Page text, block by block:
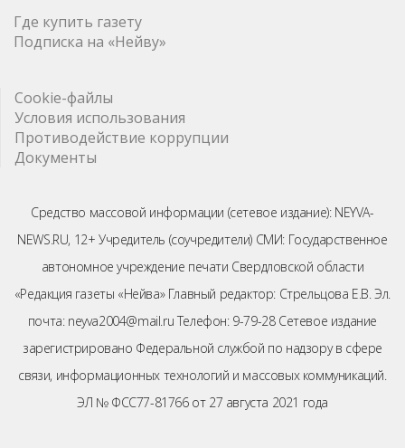
Где купить газету
Подписка на «Нейву»
Cookie-файлы
Условия использования
Противодействие коррупции
Документы
Средство массовой информации (сетевое издание): NEYVA-
NEWS.RU, 12+ Учредитель (соучредители) СМИ: Государственное
автономное учреждение печати Свердловской области
«Редакция газеты «Нейва» Главный редактор: Стрельцова Е.В. Эл.
почта: neyva2004@mail.ru Телефон: 9-79-28 Сетевое издание
зарегистрировано Федеральной службой по надзору в сфере
связи, информационных технологий и массовых коммуникаций.
ЭЛ № ФСС77-81766 от 27 августа 2021 года